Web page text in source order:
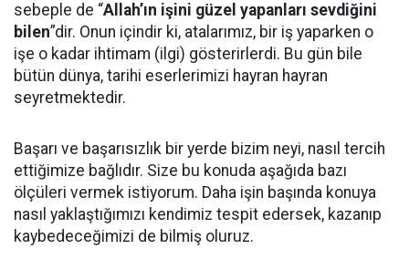
sebeple de “Allah’ın işini güzel yapanları sevdiğini
bilen”dir. Onun içindir ki, atalarımız, bir iş yaparken o
işe o kadar ihtimam (ilgi) gösterirlerdi. Bu gün bile
bütün dünya, tarihi eserlerimizi hayran hayran
seyretmektedir.
Başarı ve başarısızlık bir yerde bizim neyi, nasıl tercih
ettiğimize bağlıdır. Size bu konuda aşağıda bazı
ölçüleri vermek istiyorum. Daha işin başında konuya
nasıl yaklaştığımızı kendimiz tespit edersek, kazanıp
kaybedeceğimizi de bilmiş oluruz.